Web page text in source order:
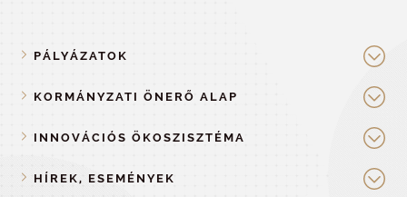
PÁLYÁZATOK
KORMÁNYZATI ÖNERŐ ALAP
INNOVÁCIÓS ÖKOSZISZTÉMA
HÍREK, ESEMÉNYEK